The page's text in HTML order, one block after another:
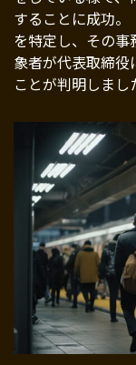
することに成功
を特定し、その
象者が代表取締役
ことが判明しまし